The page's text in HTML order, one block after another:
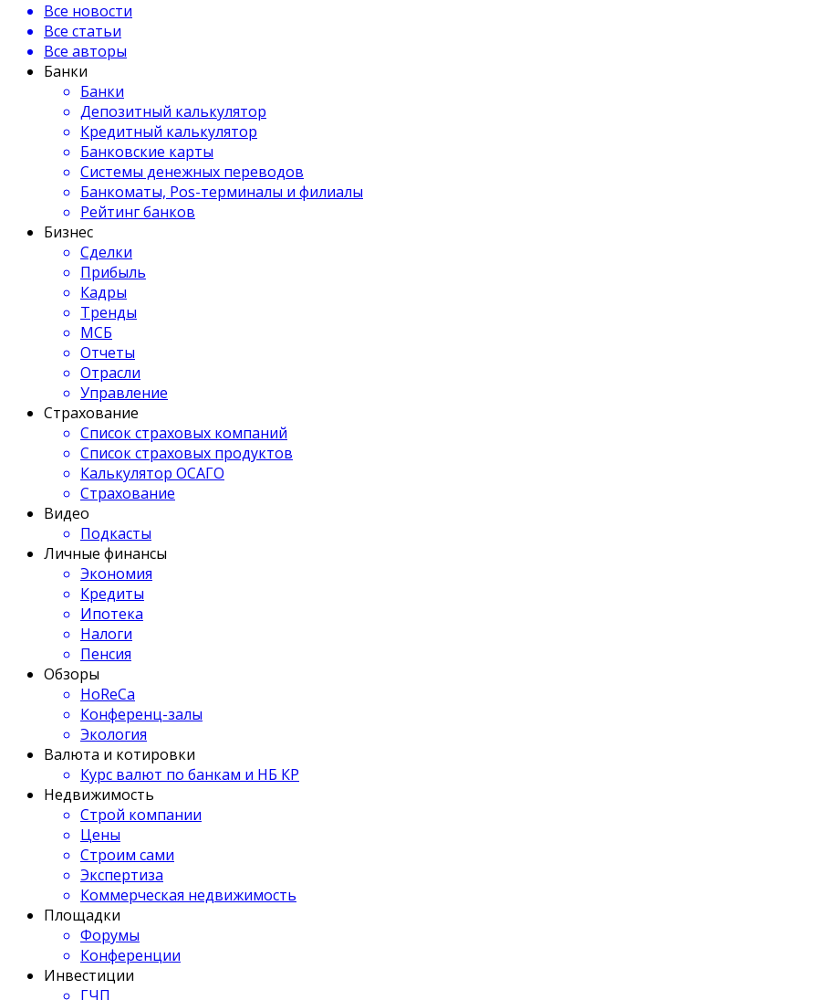
Все новости
Все статьи
Все авторы
Банки
Банки
Депозитный калькулятор
Кредитный калькулятор
Банковские карты
Системы денежных переводов
Банкоматы, Pos-терминалы и филиалы
Рейтинг банков
Бизнес
Сделки
Прибыль
Кадры
Тренды
МСБ
Отчеты
Отрасли
Управление
Страхование
Список страховых компаний
Список страховых продуктов
Калькулятор ОСАГО
Страхование
Видео
Подкасты
Личные финансы
Экономия
Кредиты
Ипотека
Налоги
Пенсия
Обзоры
HoReCa
Конференц-залы
Экология
Валюта и котировки
Курс валют по банкам и НБ КР
Недвижимость
Строй компании
Цены
Строим сами
Экспертиза
Коммерческая недвижимость
Площадки
Форумы
Конференции
Инвестиции
ГЧП